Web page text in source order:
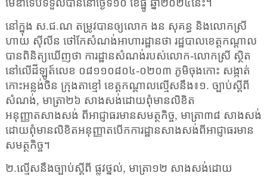
មេឌាទើបទទួលបាននៅថ្ងៃទី១០ ខែធ្នូ ឆ្នាំ២០២៤នេះ។
នៅក្នុង ស.ជ.ណ តម្រូវបានឲ្យលោក ងន សុគន្ធ និងលោកស្រី
ហាយ ស៊ីលីន ថៅកែសំណង់អាហារដ្ឋានថា រដ្ឋបាលខេត្តកណ្តាល
បានពិនិត្យឃើញថា ការដ្ឋានសំណង់របស់លោក-លោកស្រី ស្ថិត
នៅលើដីឡូត៍លេខ ០៨១១០៨០៤-០២០៣ ភូមិចុងកោះ សង្កាត់
កោះអន្លង់ចិន ក្រុងតាខ្មៅ ខេត្តកណ្តាលល្មើសនឹង៖១. ច្បាប់ស្តីពី
សំណង់, មាត្រា២៦ សាងសង់ដោយពុំមានលិខិត
អនុញ្ញាតសាងសង់ ពីអាជ្ញាធរមានសមត្ថកិច្ច, មាត្រា៣៨ សាងសង់
ដោយពុំមានលិខិតអនុញ្ញាតបើកការដ្ឋានសាងសង់ពីអាជ្ញាធរមាន
សមត្ថកិច្ច។
២.ល្មើសនឹងច្បាប់ស្តីពី ផ្លូវថ្នល់, មាត្រា១២ សាងសង់ដោយ